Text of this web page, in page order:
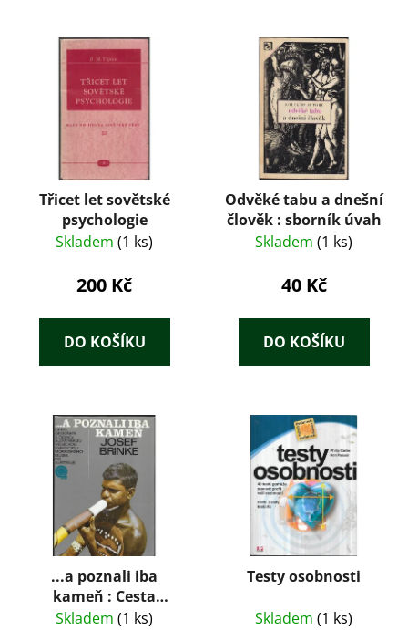
Třicet let sovětské
psychologie
Skladem (1 ks)
200 Kč
DO KOŠÍKU
Odvěké tabu a dnešní
člověk : sborník úvah
Skladem (1 ks)
40 Kč
DO KOŠÍKU
...a poznali iba
kameň : Cesta
geografa s
Skladem (1 ks)
Testy osobnosti
Skladem (1 ks)